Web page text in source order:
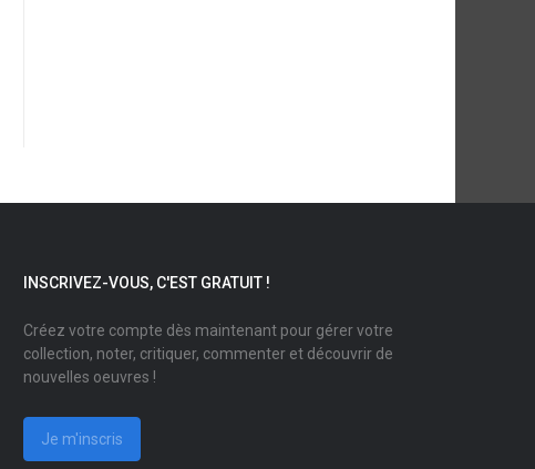
INSCRIVEZ-VOUS, C'EST GRATUIT !
Créez votre compte dès maintenant pour gérer votre
collection, noter, critiquer, commenter et découvrir de
nouvelles oeuvres !
Je m'inscris